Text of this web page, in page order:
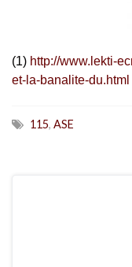
(1) http://www.lekti-
et-la-banalite-du.html
115, ASE